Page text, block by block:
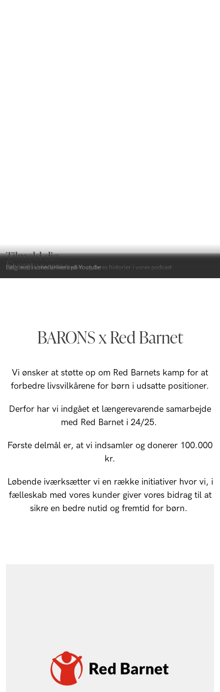
Business skjorter
Hørskjorter
Poloer
Mission Bags
BARONS Club
Business skjorter
Hørskjorter
Oxford skjorter
Pique
Tilmeld dig
Bliv en del af BARONS Club
Bliv en del af BARONS Club
Lyt til inspirerende mennesker og deres historier i vores podcast
Følg med i vores univers på Youtube
Events
Skjorter med
mening
BARONS x Red Barnet
Vi ønsker at støtte op om Red Barnets kamp for at
forbedre livsvilkårene for børn i udsatte positioner.
Derfor har vi indgået et længerevarende samarbejde
med Red Barnet i 24/25.
Første delmål er, at vi indsamler og donerer 100.000
kr.
Løbende iværksætter vi en række initiativer hvor vi, i
fælleskab med vores kunder giver vores bidrag til at
sikre en bedre nutid og fremtid for børn.